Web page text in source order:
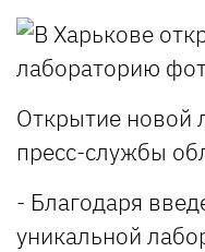
Открытие новой
пресс-службы
- Благодаря
уникальной